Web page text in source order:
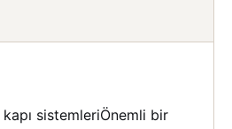
sistemleriÖnemli bir